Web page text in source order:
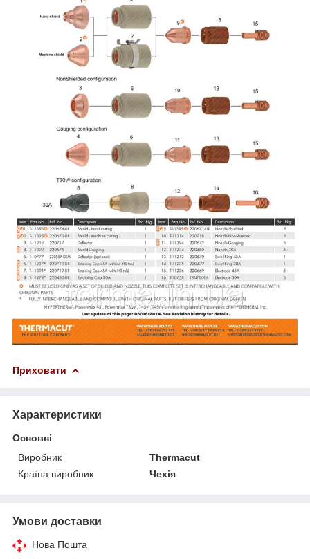
Приховати
Характеристики
Основні
Виробник
Thermacut
Країна виробник
Чехія
Умови доставки
Нова Пошта